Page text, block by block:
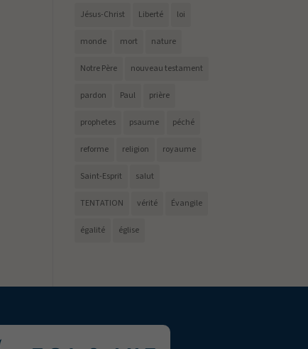
Jésus-Christ Liberté loi
monde mort nature
Notre Père nouveau testament
pardon Paul prière
prophetes psaume péché
reforme religion royaume
Saint-Esprit salut
TENTATION vérité Évangile
égalité église